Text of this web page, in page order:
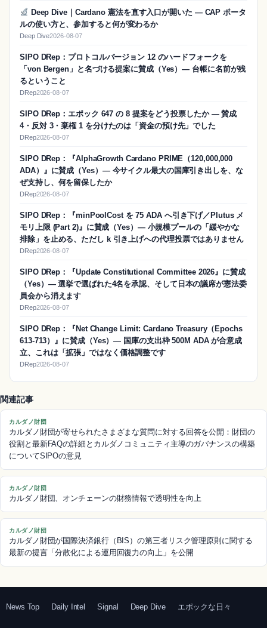
Deep Dive｜Cardano 憲法を直す入口が開いた — CAP ポータ
ルの使い方と、参加すると何が変わるか
Deep Dive2026-08-07
SIPO DRep：プロトコルバージョン 12 のハードフォークを
「von Bergen」と名づける提案に賛成（Yes）― 台帳に名前が残
るということ
DRep2026-08-07
SIPO DRep：エポック 647 の 8 提案をどう投票したか ― 賛成
4・反対 3・棄権 1 を分けたのは「資金の預け先」でした
DRep2026-08-07
SIPO DRep：『AlphaGrowth Cardano PRIME（120,000,000
ADA）』に賛成（Yes）― 今サイクル最大の国庫引き出しを、な
ぜ支持し、何を留保したか
DRep2026-08-07
SIPO DRep：『minPoolCost を 75 ADA へ引き下げ／Plutus メ
モリ上限 (Part 2)』に賛成（Yes）― 小規模プールの「緩やかな
排除」を止める、ただし k 引き上げへの代理投票ではありません
DRep2026-08-07
SIPO DRep：『Update Constitutional Committee 2026』に賛成
（Yes）― 選挙で選ばれた4名を承認、そして日本の議席が憲法委
員会から消えます
DRep2026-08-07
SIPO DRep：『Net Change Limit: Cardano Treasury（Epochs
613-713）』に賛成（Yes）― 国庫の支出枠 500M ADA が合意成
立、これは「拡張」ではなく価格調整です
DRep2026-08-07
関連記事
カルダノ財団
カルダノ財団が寄せられたさまざまな質問に対する回答を公開：財団の
役割と最新FAQの詳細とカルダノコミュニティ主導のガバナンスの構築
についてSIPOの意見
カルダノ財団
カルダノ財団、オンチェーンの財務情報で透明性を向上
カルダノ財団
カルダノ財団が国際決済銀行（BIS）の第三者リスク管理原則に関する
最新の提言「分散化による運用回復力の向上」を公開
News Top Daily Intel Signal Deep Dive エポックな日々